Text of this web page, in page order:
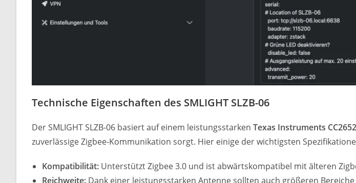
Technische Eigenschaften des SMLIGHT SLZB-06
Der SMLIGHT SLZB-06 basiert auf einem leistungsstarken Texas Instruments
zuverlässige Zigbee-Kommunikation sorgt. Hier einige der wichtigsten
Kompatibilität: Unterstützt Zigbee 3.0 und ist abwärtskompatibel mit älteren
Reichweite: Dank einer leistungsstarken Antenne sollten auch größeren